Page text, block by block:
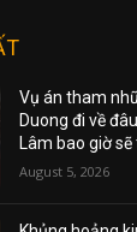
Vụ án tham
Duong đi về
Lâm bao giờ
August 5, 2026